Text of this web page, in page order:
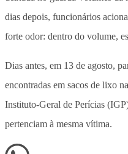
dias depois, funcionários
forte odor: dentro do volume,
Dias antes, em 13 de agosto,
encontradas em sacos de lixo
Instituto-Geral de Perícias
pertenciam à mesma vítima.